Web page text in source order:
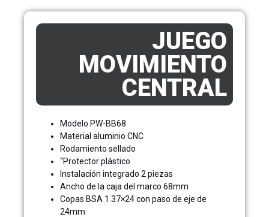
JUEGO
MOVIMIENTO
CENTRAL
Modelo PW-BB68
Material aluminio CNC
Rodamiento sellado
“Protector plástico
Instalación integrado 2 piezas
Ancho de la caja del marco 68mm
Copas BSA 1.37×24 con paso de eje de
24mm